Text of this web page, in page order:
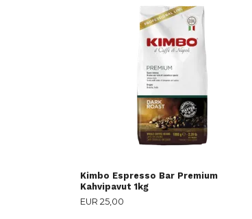
Kimbo Espresso Bar Premium
Kahvipavut 1kg
EUR 25,00